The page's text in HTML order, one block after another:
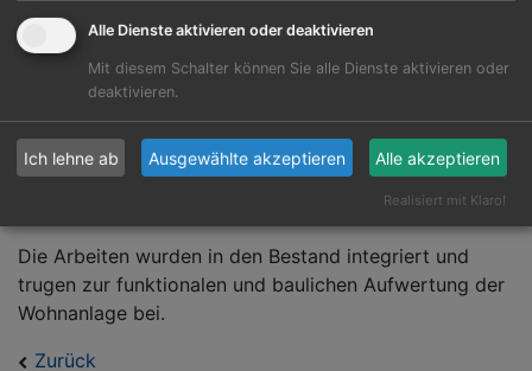
Im Wohnquartier Rathauseck in der Samsweger Straße
in Wolmirstedt waren wir an der Sanierung der
Bestandsgebäude beteiligt. Unsere Leistungen
umfassten den Abbruch und Neubau der Balkone
sowie die Herstellung neuer Eingangsvorbauten in
Die Arbeiten wurden in den Bestand integriert und
trugen zur funktionalen und baulichen Aufwertung der
Wohnanlage bei.
Zurück
Alle Dienste aktivieren oder deaktivieren
Mit diesem Schalter können Sie alle Dienste aktivieren oder
deaktivieren.
Ich lehne ab Ausgewählte akzeptieren Alle akzeptieren
Realisiert mit Klaro!